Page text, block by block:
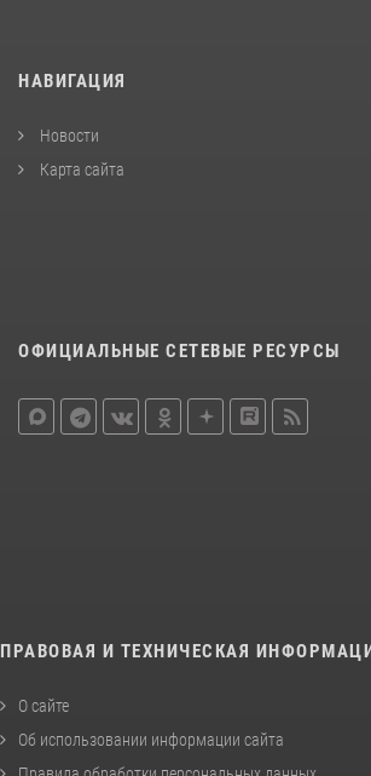
НАВИГАЦИЯ
Новости
Карта сайта
ОФИЦИАЛЬНЫЕ СЕТЕВЫЕ РЕСУРСЫ
ПРАВОВАЯ И ТЕХНИЧЕСКАЯ
О сайте
Об использовании информации сайта